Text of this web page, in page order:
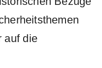
auf die